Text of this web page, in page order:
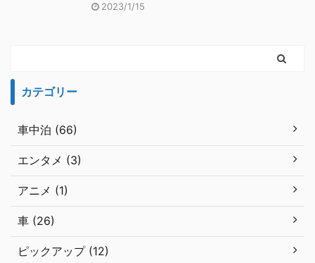
2023/1/15
カテゴリー
車中泊 (66)
エンタメ (3)
アニメ (1)
車 (26)
ピックアップ (12)